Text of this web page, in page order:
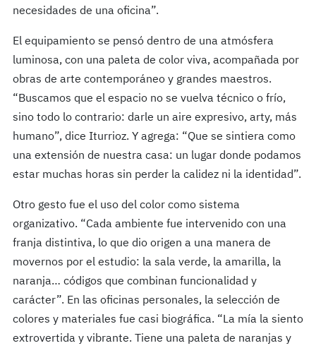
necesidades de una oficina”.
El equipamiento se pensó dentro de una atmósfera
luminosa, con una paleta de color viva, acompañada por
obras de arte contemporáneo y grandes maestros.
“Buscamos que el espacio no se vuelva técnico o frío,
sino todo lo contrario: darle un aire expresivo, arty, más
humano”, dice Iturrioz. Y agrega: “Que se sintiera como
una extensión de nuestra casa: un lugar donde podamos
estar muchas horas sin perder la calidez ni la identidad”.
Otro gesto fue el uso del color como sistema
organizativo. “Cada ambiente fue intervenido con una
franja distintiva, lo que dio origen a una manera de
movernos por el estudio: la sala verde, la amarilla, la
naranja… códigos que combinan funcionalidad y
carácter”. En las oficinas personales, la selección de
colores y materiales fue casi biográfica. “La mía la siento
extrovertida y vibrante. Tiene una paleta de naranjas y